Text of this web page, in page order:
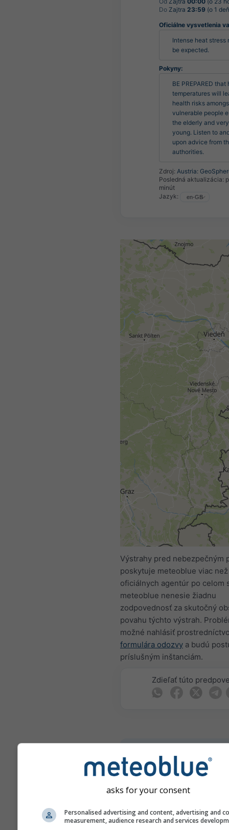
Do Zajtra 23:59 (o 1
Oficiálne vysvetlenia
Intense heat stress
be expected.
Pokyny:
BE PREPARED that
temperatures will
health risks
vulnerable people
the elderly and very
young. Listen to
upon advice from
authorities.
Zdroj: Austria:
Posledná aktualizácia:
minút
Jazyk:
Výstrahy pred nebezpečným
poskytuje meteoblue viac
oficiálnych agentúr po celom
meteoblue nenesie žiadnu
zodpovednosť za skutočný
povahu týchto výstrah.
možné nahlásiť
formulára odozvy a budú
príslušným inštanciám.
Zdieľať túto
meteoMail -
Brunn an der
Schneebergbahn
Dostávajte výstrahy na
meteoMail je bezplatný a
asks for your consent
Personalised advertising and content, advertising and
measurement, audience research and services